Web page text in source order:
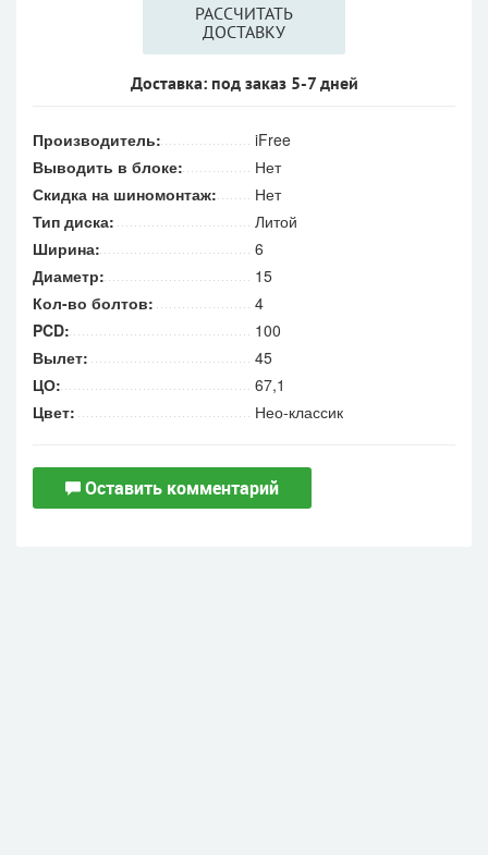
РАССЧИТАТЬ
ДОСТАВКУ
Доставка: под заказ 5-7 дней
Производитель:
iFree
Выводить в блоке:
Нет
Скидка на шиномонтаж:
Нет
Тип диска:
Литой
Ширина:
6
Диаметр:
15
Кол-во болтов:
4
PCD:
100
Вылет:
45
ЦО:
67,1
Цвет:
Нео-классик
Оставить комментарий